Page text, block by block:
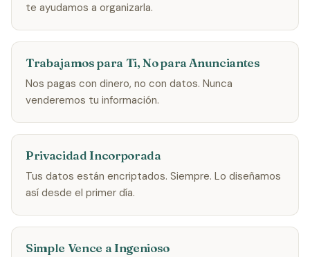
te ayudamos a organizarla.
Trabajamos para Ti, No para Anunciantes
Nos pagas con dinero, no con datos. Nunca
venderemos tu información.
Privacidad Incorporada
Tus datos están encriptados. Siempre. Lo diseñamos
así desde el primer día.
Simple Vence a Ingenioso